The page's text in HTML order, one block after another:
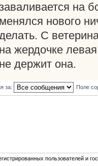
на
менялся нового
С
на жердочке
не держит она.
за: Поле
пользователей и